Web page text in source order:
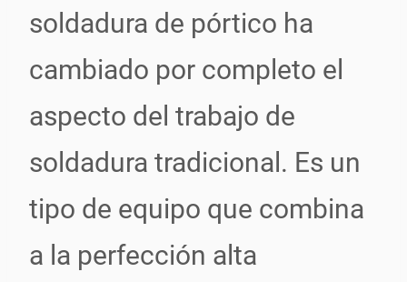
soldadura de pórtico ha
cambiado por completo el
aspecto del trabajo de
soldadura tradicional. Es un
tipo de equipo que combina
a la perfección alta